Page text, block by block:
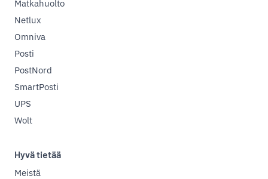
Matkahuolto
Netlux
Omniva
Posti
PostNord
SmartPosti
UPS
Wolt
Hyvä tietää
Meistä